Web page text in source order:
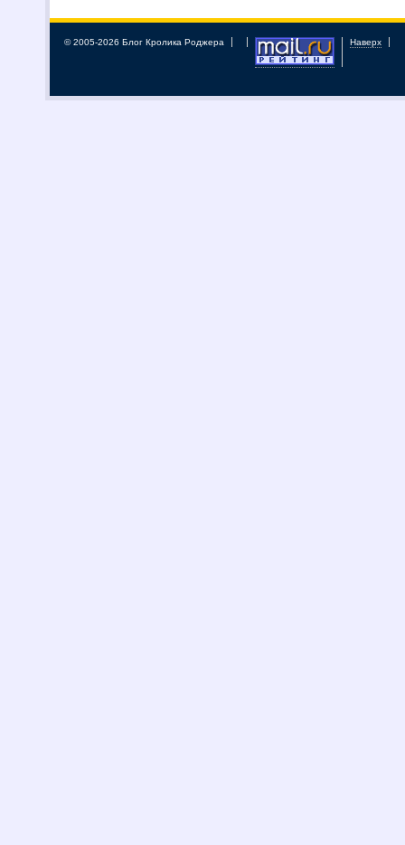
© 2005-2026 Блог Кролика Роджера Наверх